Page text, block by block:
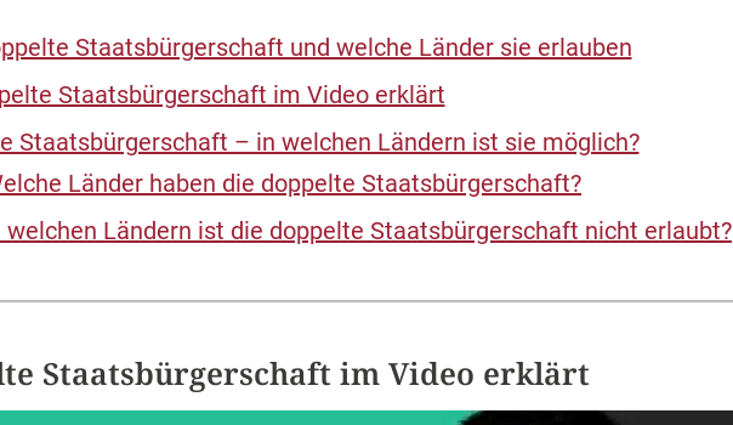
Staatsbürgerschaft und welche Länder sie erlauben
Staatsbürgerschaft im Video erklärt
Staatsbürgerschaft – in welchen Ländern ist sie möglich?
Länder haben die doppelte Staatsbürgerschaft?
welchen Ländern ist die doppelte Staatsbürgerschaft nicht erlaubt?
Staatsbürgerschaft im Video erklärt